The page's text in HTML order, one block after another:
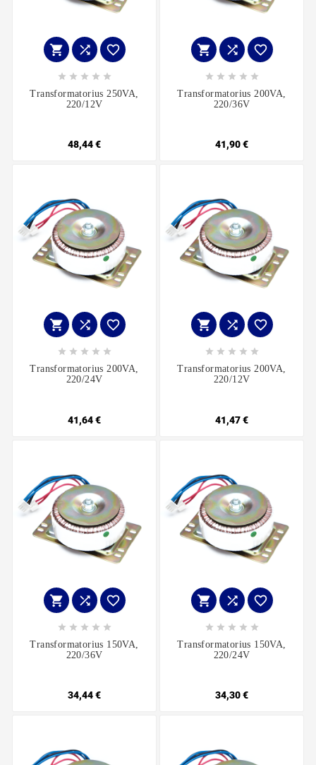
  
    
Transformatorius 250VA,
220/12V
48,44 €
  
    
Transformatorius 200VA,
220/36V
41,90 €
  
    
Transformatorius 200VA,
220/24V
41,64 €
  
    
Transformatorius 200VA,
220/12V
41,47 €
  
    
Transformatorius 150VA,
220/36V
34,44 €
  
    
Transformatorius 150VA,
220/24V
34,30 €